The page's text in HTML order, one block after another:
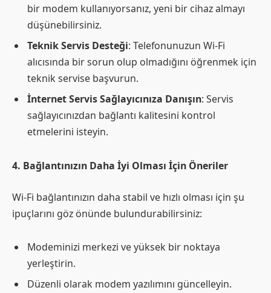
bir modem kullanıyorsanız, yeni bir cihaz almayı
düşünebilirsiniz.
Teknik Servis Desteği: Telefonunuzun Wi-Fi
alıcısında bir sorun olup olmadığını öğrenmek için
teknik servise başvurun.
İnternet Servis Sağlayıcınıza Danışın: Servis
sağlayıcınızdan bağlantı kalitesini kontrol
etmelerini isteyin.
4. Bağlantınızın Daha İyi Olması İçin Öneriler
Wi-Fi bağlantınızın daha stabil ve hızlı olması için şu
ipuçlarını göz önünde bulundurabilirsiniz:
Modeminizi merkezi ve yüksek bir noktaya
yerleştirin.
Düzenli olarak modem yazılımını güncelleyin.